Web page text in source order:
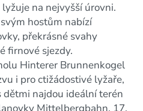
na nejvyšší úrovni.
hostům nabízí
překrásné svahy
firnové sjezdy.
Hinterer Brunnenkogel
i pro ctižádostivé lyžaře,
dětmi najdou ideální terén